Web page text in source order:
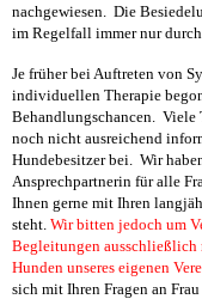
nachgewiesen. Die
im Regelfall immer nur
Je früher bei Auftreten von
individuellen Therapie
Behandlungschancen. Viele
noch nicht ausreichend
Hundebesitzer bei. Wir
Ansprechpartnerin für alle
Ihnen gerne mit Ihren
steht. Wir bitten jedoch um
Begleitungen ausschließlich
Hunden unseres eigenen
sich mit Ihren Fragen an